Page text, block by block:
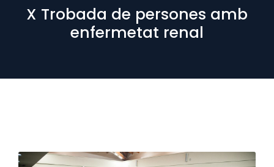
X Trobada de persones amb
enfermetat renal